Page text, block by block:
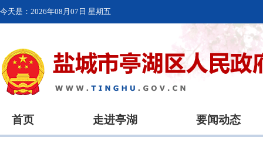
今天是： 2026年08月07日 星期五
首页 走进亭湖 要闻动态